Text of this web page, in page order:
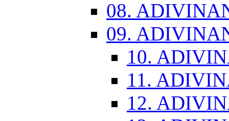
08.
09.
10.
11.
12.